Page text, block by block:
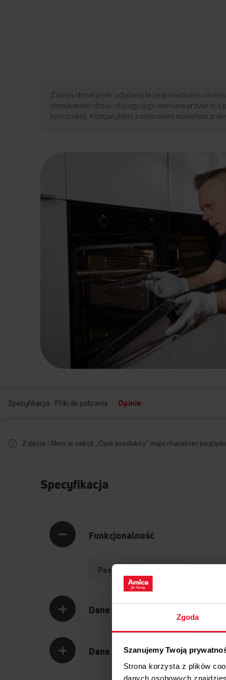
Zgoda
Szanujemy Twoją
Strona korzysta z plików
danych osobowych
Zawias drzwi pralki odpowiada za prawidłowe
domykaniem drzwi, dlatego jego wymiana przywraca
konstrukcji. Kompatybilny z wybranymi modelami
Specyfikacja Pliki do pobrania Opinie
Zdjęcia i filmy w sekcji „Opis produktu” mają charakter
Specyfikacja
Funkcjonalność
Pasujący do różnych modeli
Dane logistyczne
Dane techniczne